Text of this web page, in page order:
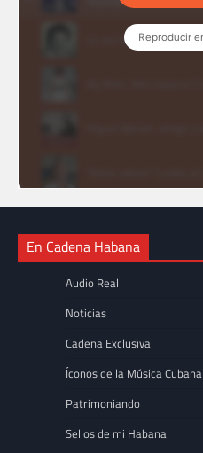
En Cadena Habana
Audio Real
Noticias
Cadena Exclusiva
Íconos de la Música Cubana
Patrimoniando
Sellos de mi Habana